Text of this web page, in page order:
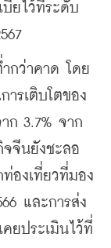
ยไว้ที่ระดับ
ว่าคาด โดย
รเติบโตของ
ก 3.7% จาก
จจีนยังชะลอ
องเที่ยวที่มอง
และการส่ง
ยประเมินไว้ที่